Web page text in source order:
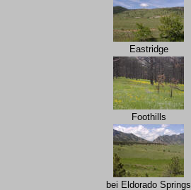
Eastridge
Foothills
bei Eldorado Springs